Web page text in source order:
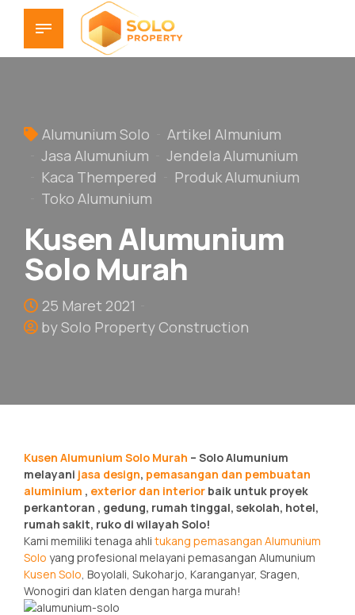
Alumunium Solo
Artikel Almunium
Jasa Alumunium
Jendela Alumunium
Kaca Thempered
Produk Alumunium
Toko Alumunium
Kusen Alumunium
Solo Murah
25 Maret 2021
by Solo Property Construction
Kusen Alumunium Solo Murah – Solo Alumunium
melayani jasa design, pemasangan dan pembuatan
aluminium , exterior dan interior baik untuk proyek
perkantoran , gedung, rumah tinggal, sekolah, hotel,
rumah sakit, ruko di wilayah Solo!
Kami memiliki tenaga ahli tukang pemasangan Alumunium
Solo yang profesional melayani pemasangan Alumunium
Kusen Solo , Boyolali, Sukoharjo, Karanganyar, Sragen,
Wonogiri dan klaten dengan harga murah!